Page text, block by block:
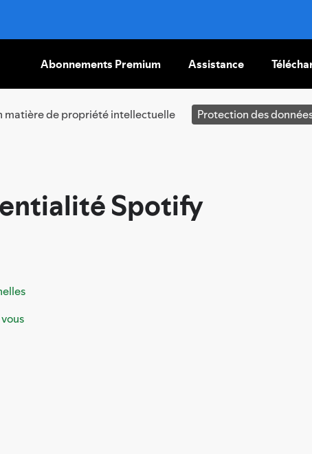
PASSER
AU
CONTENU
Abonnements Premium Assistance
matière de propriété intellectuelle Protection des
Spotify